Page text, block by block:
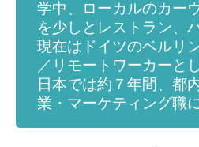
学中、ローカルのカー
を少しとレストラン、
現在はドイツのベルリ
／リモートワーカーと
日本では約７年間、都
業・マーケティング職